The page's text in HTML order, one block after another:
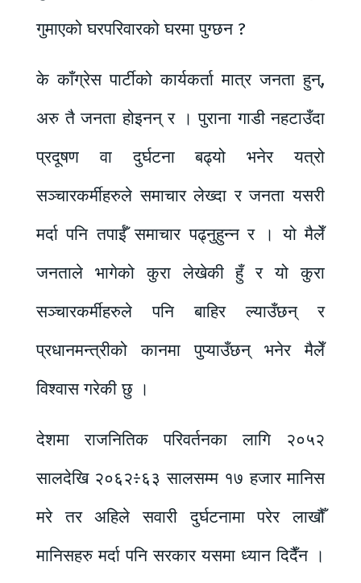
गुमाएको घरपरिवारको घरमा पुग्छन ?
के काँग्रेस पार्टीको कार्यकर्ता मात्र जनता हुन्,
अरु तै जनता होइनन् र । पुराना गाडी नहटाउँदा
प्रदूषण वा दुर्घटना बढ्यो भनेर यत्रो
सञ्चारकर्मीहरुले समाचार लेख्दा र जनता यसरी
मर्दा पनि तपाईँ समाचार पढ्नुहुन्न र । यो मैलेँ
जनताले भागेको कुरा लेखेकी हुँ र यो कुरा
सञ्चारकर्मीहरुले पनि बाहिर ल्याउँछन् र
प्रधानमन्त्रीको कानमा पुप्याउँछन् भनेर मैलेँ
विश्वास गरेकी छु ।
देशमा राजनितिक परिवर्तनका लागि २०५२
सालदेखि २०६२÷६३ सालसम्म १७ हजार मानिस
मरे तर अहिले सवारी दुर्घटनामा परेर लाखौँ
मानिसहरु मर्दा पनि सरकार यसमा ध्यान दिदैँन ।